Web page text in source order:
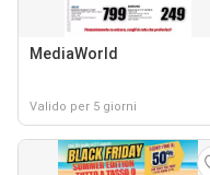
MediaWorld
Valido per 5 giorni